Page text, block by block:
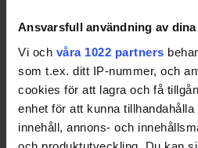
Ansvarsfull användning av
Vi och våra 1022 partners
som t.ex. ditt IP-nummer, och
cookies för att lagra och få
enhet för att kunna
innehåll, annons- och